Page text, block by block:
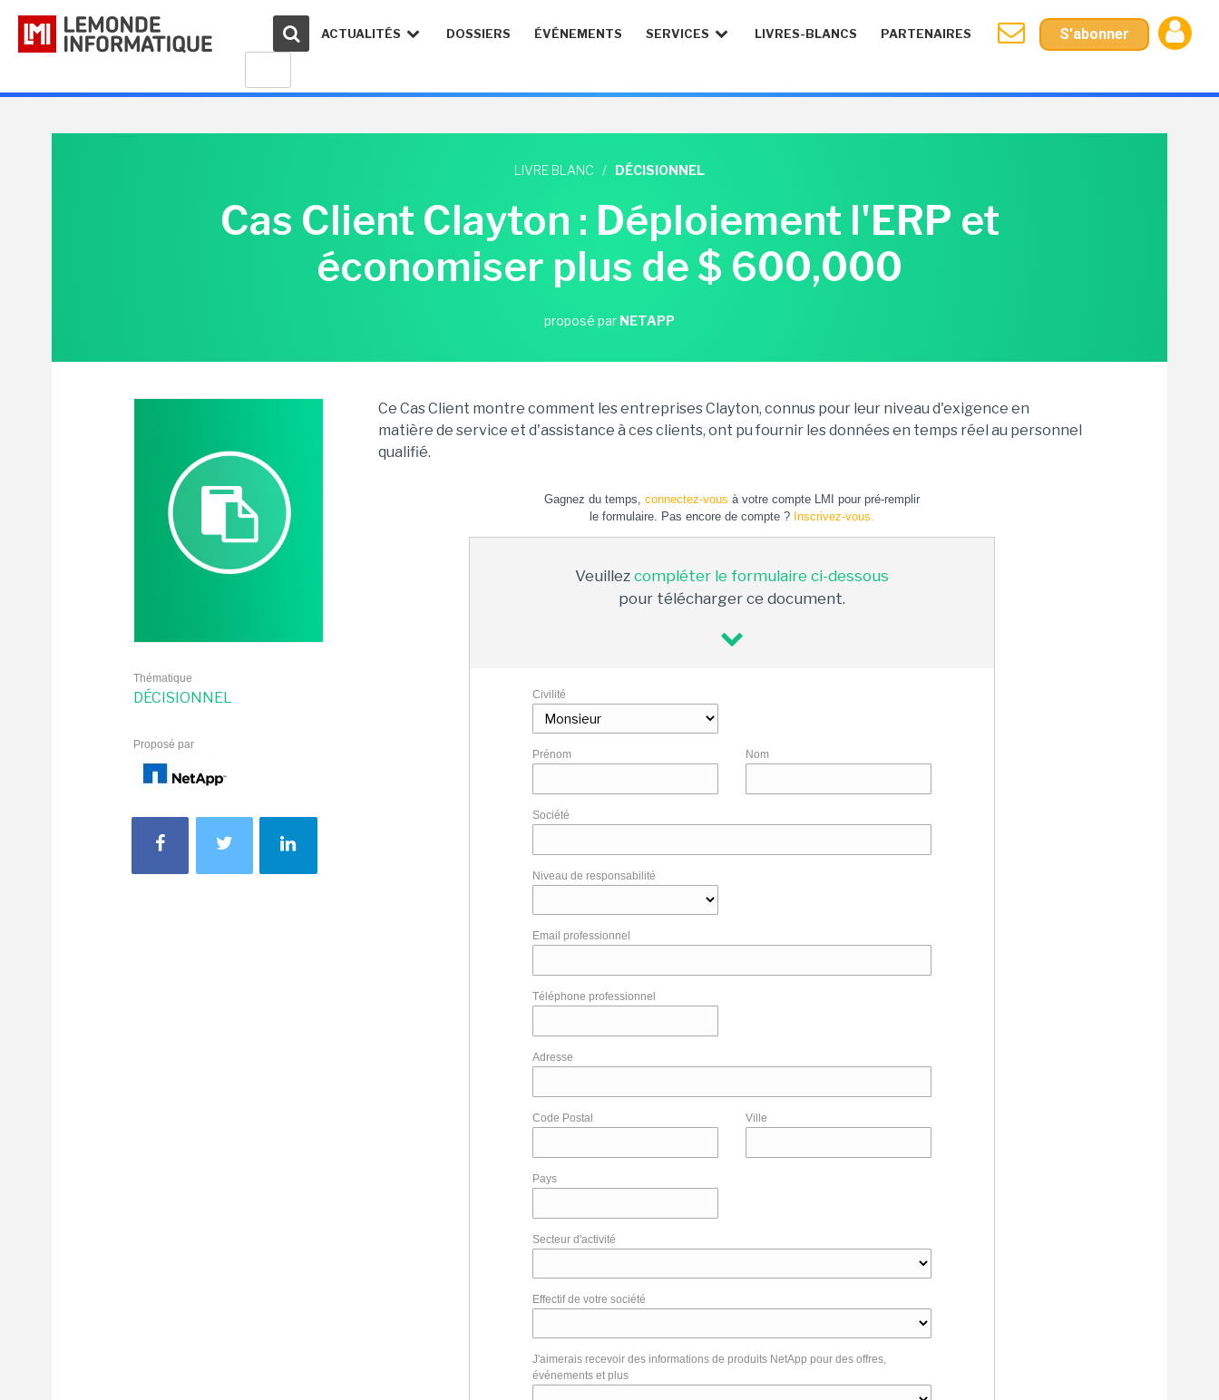
ACTUALITÉS DOSSIERS ÉVÉNEMENTS SERVICES LIVRES-BLANCS PARTENAIRES S'abonner
LIVRE BLANC / DÉCISIONNEL
Cas Client Clayton : Déploiement l'ERP et
économiser plus de $ 600,000
proposé par NETAPP
Thématique
DÉCISIONNEL
Proposé par
Ce Cas Client montre comment les entreprises Clayton, connus pour leur niveau d'exigence en
matière de service et d'assistance à ces clients, ont pu fournir les données en temps réel au personnel
qualifié.
Gagnez du temps, connectez-vous à votre compte LMI pour pré-remplir
le formulaire. Pas encore de compte ? Inscrivez-vous.
Veuillez compléter le formulaire ci-dessous
pour télécharger ce document.
Civilité
Prénom Nom
Société
Niveau de responsabilité
Email professionnel
Téléphone professionnel
Adresse
Code Postal Ville
Pays
Secteur d'activité
Effectif de votre société
J'aimerais recevoir des informations de produits NetApp pour des offres,
événements et plus